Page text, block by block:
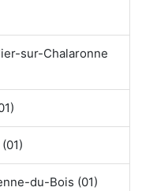
sur-Chalaronne
du-Bois (01)